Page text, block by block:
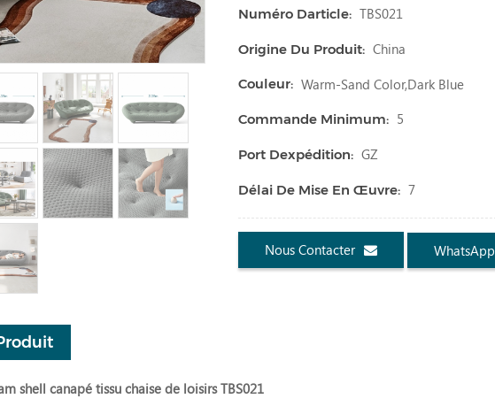
Numéro Darticle: TBS021
Origine Du Produit: China
Couleur: Warm-Sand Color,dark Blue
Commande Minimum: 5
Port Dexpédition: GZ
Délai De Mise En Œuvre: 7
Nous Contacter WhatsApp
shell canapé tissu chaise de loisirs TBS021